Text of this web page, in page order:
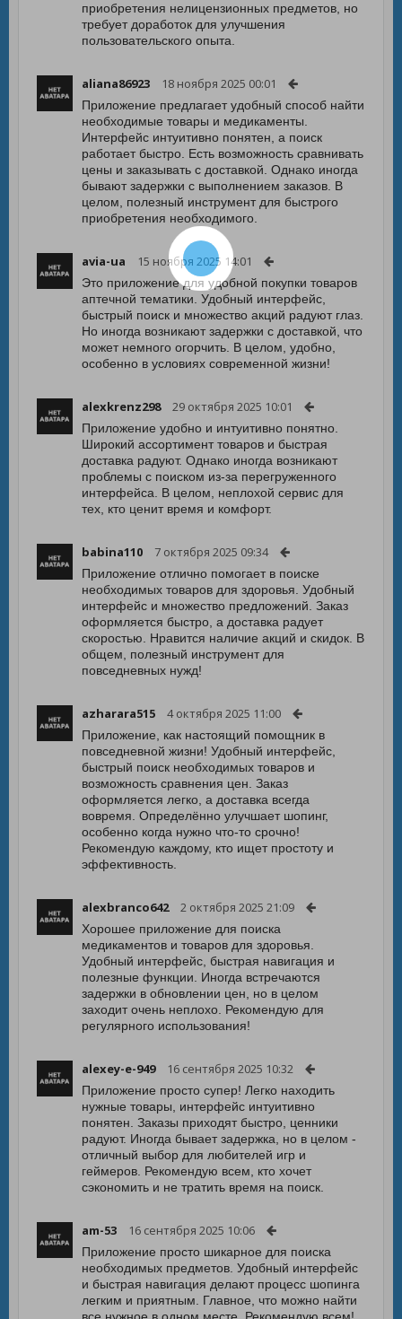
приобретения нелицензионных предметов, но
требует доработок для улучшения
пользовательского опыта.
aliana86923 18 ноября 2025 00:01
Приложение предлагает удобный способ найти
необходимые товары и медикаменты.
Интерфейс интуитивно понятен, а поиск
работает быстро. Есть возможность сравнивать
цены и заказывать с доставкой. Однако иногда
бывают задержки с выполнением заказов. В
целом, полезный инструмент для быстрого
приобретения необходимого.
avia-ua 15 ноября 2025 14:01
Это приложение для удобной покупки товаров
аптечной тематики. Удобный интерфейс,
быстрый поиск и множество акций радуют глаз.
Но иногда возникают задержки с доставкой, что
может немного огорчить. В целом, удобно,
особенно в условиях современной жизни!
alexkrenz298 29 октября 2025 10:01
Приложение удобно и интуитивно понятно.
Широкий ассортимент товаров и быстрая
доставка радуют. Однако иногда возникают
проблемы с поиском из-за перегруженного
интерфейса. В целом, неплохой сервис для
тех, кто ценит время и комфорт.
babina110 7 октября 2025 09:34
Приложение отлично помогает в поиске
необходимых товаров для здоровья. Удобный
интерфейс и множество предложений. Заказ
оформляется быстро, а доставка радует
скоростью. Нравится наличие акций и скидок. В
общем, полезный инструмент для
повседневных нужд!
azharara515 4 октября 2025 11:00
Приложение, как настоящий помощник в
повседневной жизни! Удобный интерфейс,
быстрый поиск необходимых товаров и
возможность сравнения цен. Заказ
оформляется легко, а доставка всегда
вовремя. Определённо улучшает шопинг,
особенно когда нужно что-то срочно!
Рекомендую каждому, кто ищет простоту и
эффективность.
alexbranco642 2 октября 2025 21:09
Хорошее приложение для поиска
медикаментов и товаров для здоровья.
Удобный интерфейс, быстрая навигация и
полезные функции. Иногда встречаются
задержки в обновлении цен, но в целом
заходит очень неплохо. Рекомендую для
регулярного использования!
alexey-e-949 16 сентября 2025 10:32
Приложение просто супер! Легко находить
нужные товары, интерфейс интуитивно
понятен. Заказы приходят быстро, ценники
радуют. Иногда бывает задержка, но в целом -
отличный выбор для любителей игр и
геймеров. Рекомендую всем, кто хочет
сэкономить и не тратить время на поиск.
am-53 16 сентября 2025 10:06
Приложение просто шикарное для поиска
необходимых предметов. Удобный интерфейс
и быстрая навигация делают процесс шопинга
легким и приятным. Главное, что можно найти